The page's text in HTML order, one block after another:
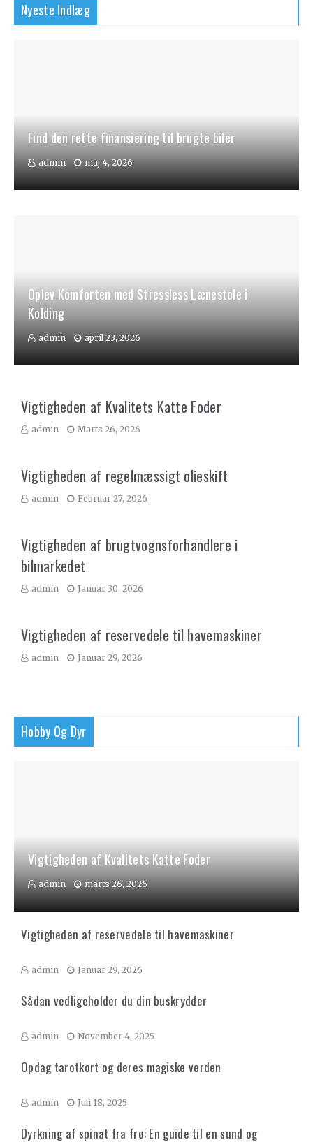
Nyeste Indlæg
Find den rette finansiering til brugte biler
admin maj 4, 2026
Oplev Komforten med Stressless Lænestole i
Kolding
admin april 23, 2026
Vigtigheden af Kvalitets Katte Foder
admin Marts 26, 2026
Vigtigheden af regelmæssigt olieskift
admin Februar 27, 2026
Vigtigheden af brugtvognsforhandlere i
bilmarkedet
admin Januar 30, 2026
Vigtigheden af reservedele til havemaskiner
admin Januar 29, 2026
Hobby Og Dyr
Vigtigheden af Kvalitets Katte Foder
admin marts 26, 2026
Vigtigheden af reservedele til havemaskiner
admin Januar 29, 2026
Sådan vedligeholder du din buskrydder
admin November 4, 2025
Opdag tarotkort og deres magiske verden
admin Juli 18, 2025
Dyrkning af spinat fra frø: En guide til en sund og